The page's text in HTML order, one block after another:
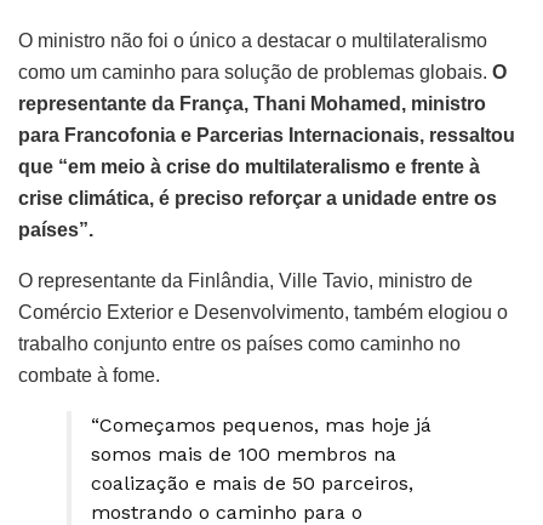
O ministro não foi o único a destacar o multilateralismo
como um caminho para solução de problemas globais. O
representante da França, Thani Mohamed, ministro
para Francofonia e Parcerias Internacionais, ressaltou
que “em meio à crise do multilateralismo e frente à
crise climática, é preciso reforçar a unidade entre os
países”.
O representante da Finlândia, Ville Tavio, ministro de
Comércio Exterior e Desenvolvimento, também elogiou o
trabalho conjunto entre os países como caminho no
combate à fome.
“Começamos pequenos, mas hoje já
somos mais de 100 membros na
coalização e mais de 50 parceiros,
mostrando o caminho para o